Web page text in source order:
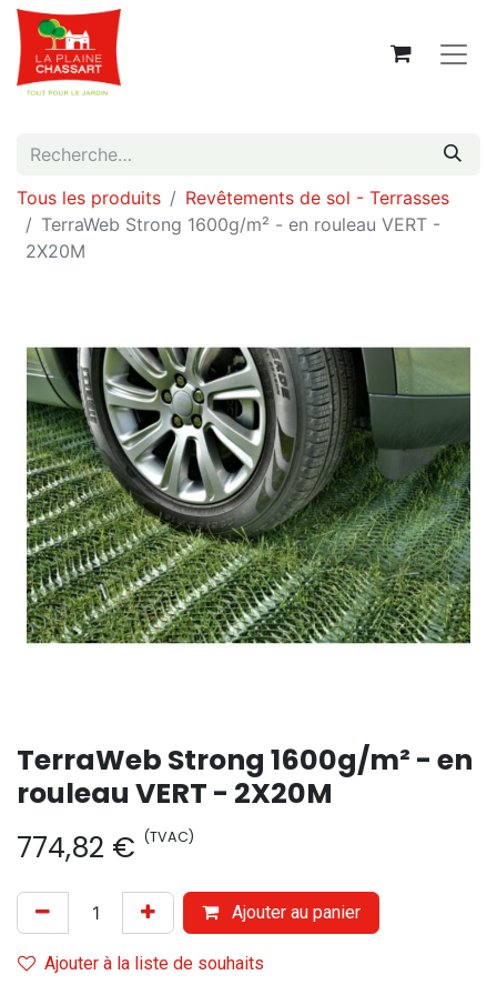
Tous les produits
Revêtements de sol - Terrasses
TerraWeb Strong 1600g/m² - en rouleau VERT -
2X20M
TerraWeb Strong 1600g/m² - en
rouleau VERT - 2X20M
774,82 € (TVAC)
Ajouter au panier
Ajouter à la liste de souhaits